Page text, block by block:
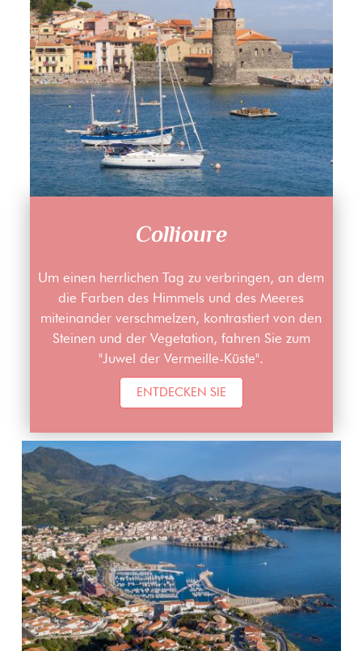
Collioure
Um einen herrlichen Tag zu verbringen, an dem
die Farben des Himmels und des Meeres
miteinander verschmelzen, kontrastiert von den
Steinen und der Vegetation, fahren Sie zum
"Juwel der Vermeille-Küste".
ENTDECKEN SIE